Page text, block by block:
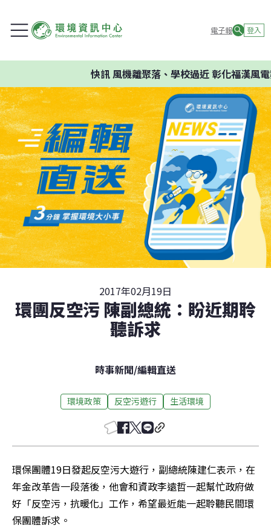
電子報 登入
快訊風機離聚落、學校過近 彰化福漢風電
2017年02月19日
環團反空污 陳副總統：盼近期聆
聽訴求
時事新聞/編輯直送
環境政策 反空污遊行 生活環境
環保團體19日發起反空污大遊行，副總統陳建仁表示，在
年金改革告一段落後，他會和資政李遠哲一起幫忙政府做
好「反空污，抗暖化」工作，希望最近能一起聆聽民間環
保團體訴求。